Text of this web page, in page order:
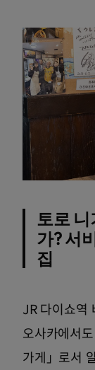
토로
가? 서
집
JR 다이쇼역
오사카에서
가게」로서